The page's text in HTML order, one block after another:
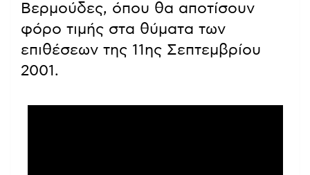
Βερμούδες, όπου θα αποτίσουν
φόρο τιμής στα θύματα των
επιθέσεων της 11ης Σεπτεμβρίου
2001.